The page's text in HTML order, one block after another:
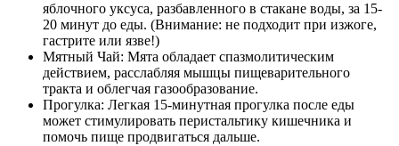
яблочного уксуса, разбавленного в стакане воды, за 15-
20 минут до еды. (Внимание: не подходит при изжоге,
гастрите или язве!)
Мятный Чай: Мята обладает спазмолитическим
действием, расслабляя мышцы пищеварительного
тракта и облегчая газообразование.
Прогулка: Легкая 15-минутная прогулка после еды
может стимулировать перистальтику кишечника и
помочь пище продвигаться дальше.